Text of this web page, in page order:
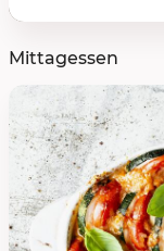
Mittagessen